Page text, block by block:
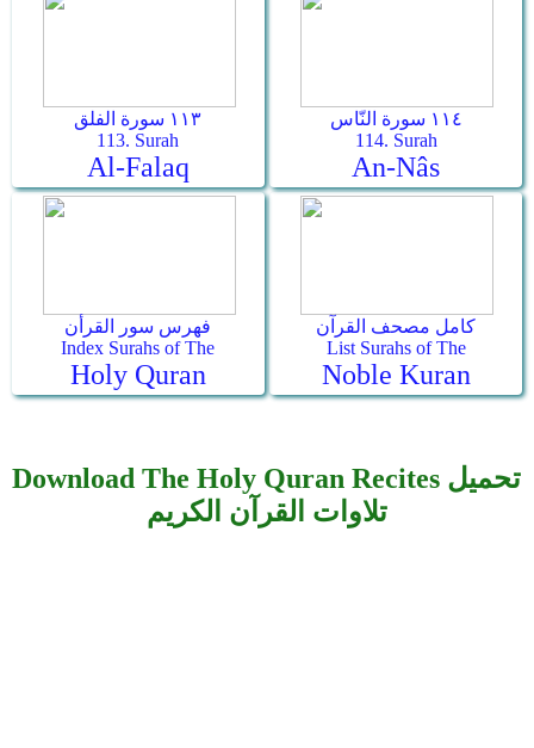
١١٣ سورة الفلق
113. Surah
Al-Falaq
١١٤ سورة النّاس
114. Surah
An-Nâs
فهرس سور القرأن
Index Surahs of The
Holy Quran
كامل مصحف القرآن
List Surahs of The
Noble Kuran
Download The Holy Quran Recites تحميل
تلاوات القرآن الكريم